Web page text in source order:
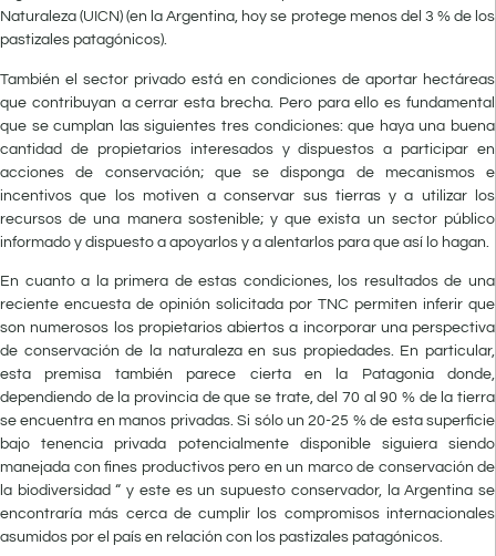
Naturaleza (UICN) (en la Argentina, hoy se protege menos del 3 % de los
pastizales patagónicos).
También el sector privado está en condiciones de aportar hectáreas
que contribuyan a cerrar esta brecha. Pero para ello es fundamental
que se cumplan las siguientes tres condiciones: que haya una buena
cantidad de propietarios interesados y dispuestos a participar en
acciones de conservación; que se disponga de mecanismos e
incentivos que los motiven a conservar sus tierras y a utilizar los
recursos de una manera sostenible; y que exista un sector público
informado y dispuesto a apoyarlos y a alentarlos para que así lo hagan.
En cuanto a la primera de estas condiciones, los resultados de una
reciente encuesta de opinión solicitada por TNC permiten inferir que
son numerosos los propietarios abiertos a incorporar una perspectiva
de conservación de la naturaleza en sus propiedades. En particular,
esta premisa también parece cierta en la Patagonia donde,
dependiendo de la provincia de que se trate, del 70 al 90 % de la tierra
se encuentra en manos privadas. Si sólo un 20-25 % de esta superficie
bajo tenencia privada potencialmente disponible siguiera siendo
manejada con fines productivos pero en un marco de conservación de
la biodiversidad “ y este es un supuesto conservador, la Argentina se
encontraría más cerca de cumplir los compromisos internacionales
asumidos por el país en relación con los pastizales patagónicos.